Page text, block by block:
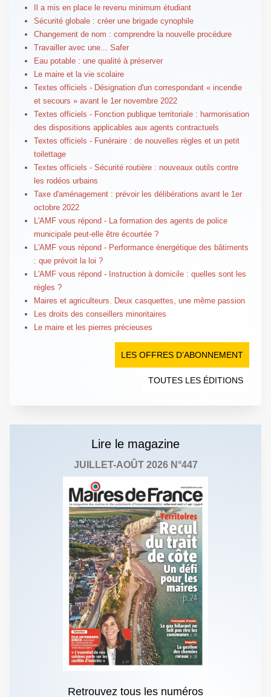
Il a mis en place le revenu minimum étudiant
Sécurité globale : créer une brigade cynophile
Changement de nom : comprendre la nouvelle procédure
Travailler avec une... Safer
Eau potable : une qualité à préserver
Le maire et la vie scolaire
Textes officiels - Désignation d'un correspondant « incendie
et secours » avant le 1er novembre 2022
Textes officiels - Fonction publique territoriale : harmonisation
des dispositions applicables aux agents contractuels
Textes officiels - Funéraire : de nouvelles règles et un petit
toilettage
Textes officiels - Sécurité routière : nouveaux outils contre
les rodéos urbains
Taxe d'aménagement : prévoir les délibérations avant le 1er
octobre 2022
L'AMF vous répond - La formation des agents de police
municipale peut-elle être écourtée ?
L'AMF vous répond - Performance énergétique des bâtiments
: que prévoit la loi ?
L'AMF vous répond - Instruction à domicile : quelles sont les
règles ?
Maires et agriculteurs. Deux casquettes, une même passion
Les droits des conseillers minoritaires
Le maire et les pierres précieuses
LES OFFRES D’ABONNEMENT
TOUTES LES ÉDITIONS
Lire le magazine
JUILLET-AOÛT 2026 N°447
Retrouvez tous les numéros